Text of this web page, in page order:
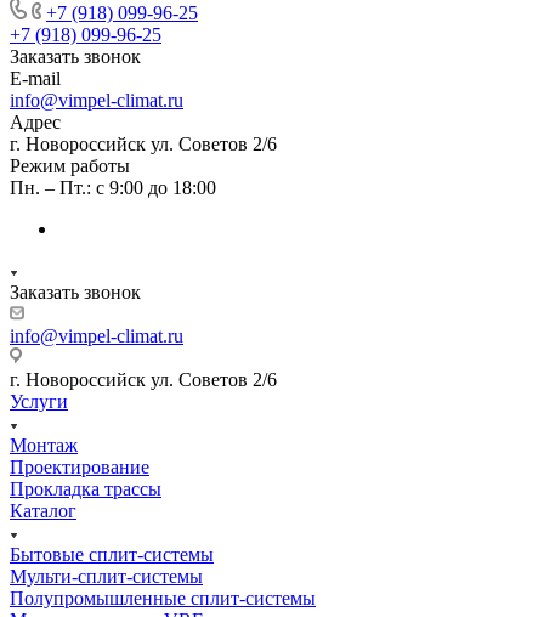
+7 (918) 099-96-25
+7 (918) 099-96-25
Заказать звонок
E-mail
info@vimpel-climat.ru
Адрес
г. Новороссийск ул. Советов 2/6
Режим работы
Пн. – Пт.: с 9:00 до 18:00
Заказать звонок
info@vimpel-climat.ru
г. Новороссийск ул. Советов 2/6
Услуги
Монтаж
Проектирование
Прокладка трассы
Каталог
Бытовые сплит-системы
Мульти-сплит-системы
Полупромышленные сплит-системы